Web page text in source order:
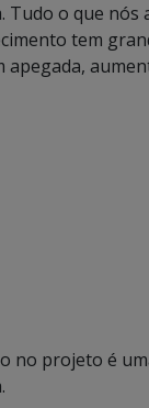
Tudo o que
tem
no projeto é